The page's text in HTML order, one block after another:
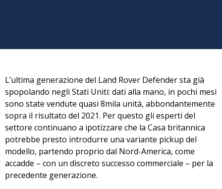
L’ultima generazione del Land Rover Defender sta già
spopolando negli Stati Uniti: dati alla mano, in pochi mesi
sono state vendute quasi 8mila unità, abbondantemente
sopra il risultato del 2021. Per questo gli esperti del
settore continuano a ipotizzare che la Casa britannica
potrebbe presto introdurre una variante pickup del
modello, partendo proprio dal Nord-America, come
accadde – con un discreto successo commerciale – per la
precedente generazione.